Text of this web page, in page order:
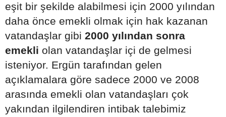
eşit bir şekilde alabilmesi için 2000 yılından
daha önce emekli olmak için hak kazanan
vatandaşlar gibi 2000 yılından sonra
emekli olan vatandaşlar içi de gelmesi
isteniyor. Ergün tarafından gelen
açıklamalara göre sadece 2000 ve 2008
arasında emekli olan vatandaşları çok
yakından ilgilendiren intibak talebimiz